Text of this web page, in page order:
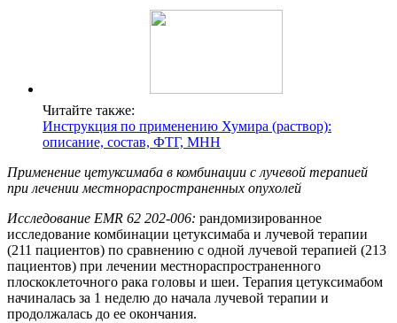
Читайте также:
Инструкция по применению Хумира (раствор):
описание, состав, ФТГ, МНН
Применение цетуксимаба в комбинации с лучевой терапией
при лечении местнораспространенных опухолей
Исследование EMR 62 202-006: рандомизированное
исследование комбинации цетуксимаба и лучевой терапии
(211 пациентов) по сравнению с одной лучевой терапией (213
пациентов) при лечении местнораспространенного
плоскоклеточного рака головы и шеи. Терапия цетуксимабом
начиналась за 1 неделю до начала лучевой терапии и
продолжалась до ее окончания.